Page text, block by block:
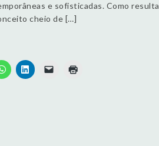
e sofisticadas. Como
cheio de […]